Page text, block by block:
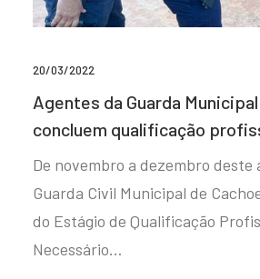
20/03/2022
Agentes da Guarda
concluem qualificação
De novembro a dezembro deste
Guarda Civil Municipal de
do Estágio de Qualificação
Necessário…